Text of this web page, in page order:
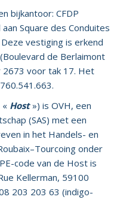
bijkantoor: CFDP
aan Square des Conduites
vestiging is erkend
de Berlaimont
2673 voor tak 17. Het
« Host») is OVH, een
(SAS) met een
in het Handels- en
onder
code van de Host is
Kellerman, 59100
203 203 63 (indigo-